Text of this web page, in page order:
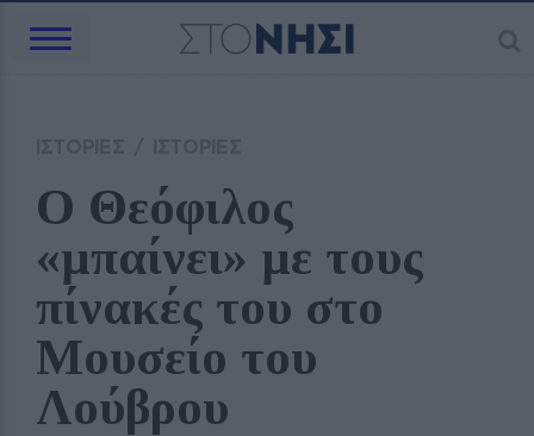
O Θεόφιλος
«μπαίνει» με τους
πίνακές του στο
Μουσείο του
Λούβρου